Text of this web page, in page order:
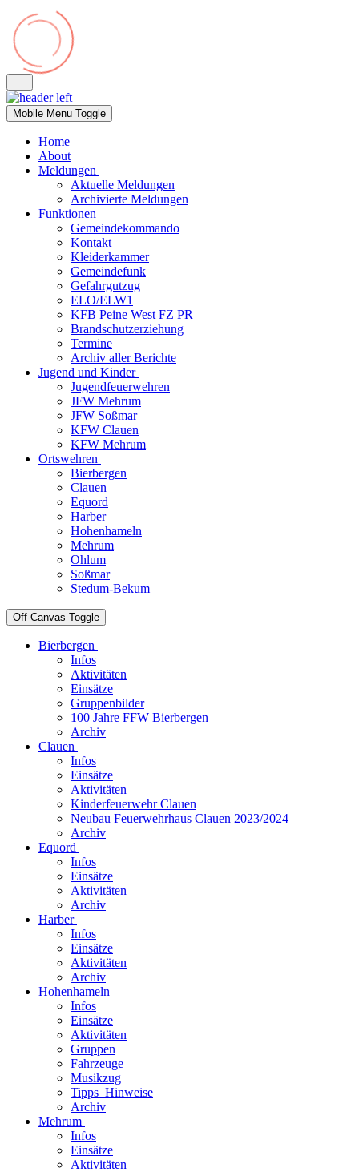
Mobile Menu Toggle
Home
About
Meldungen
Aktuelle Meldungen
Archivierte Meldungen
Funktionen
Gemeindekommando
Kontakt
Kleiderkammer
Gemeindefunk
Gefahrgutzug
ELO/ELW1
KFB Peine West FZ PR
Brandschutzerziehung
Termine
Archiv aller Berichte
Jugend und Kinder
Jugendfeuerwehren
JFW Mehrum
JFW Soßmar
KFW Clauen
KFW Mehrum
Ortswehren
Bierbergen
Clauen
Equord
Harber
Hohenhameln
Mehrum
Ohlum
Soßmar
Stedum-Bekum
Off-Canvas Toggle
Bierbergen
Infos
Aktivitäten
Einsätze
Gruppenbilder
100 Jahre FFW Bierbergen
Archiv
Clauen
Infos
Einsätze
Aktivitäten
Kinderfeuerwehr Clauen
Neubau Feuerwehrhaus Clauen 2023/2024
Archiv
Equord
Infos
Einsätze
Aktivitäten
Archiv
Harber
Infos
Einsätze
Aktivitäten
Archiv
Hohenhameln
Infos
Einsätze
Aktivitäten
Gruppen
Fahrzeuge
Musikzug
Tipps_Hinweise
Archiv
Mehrum
Infos
Einsätze
Aktivitäten